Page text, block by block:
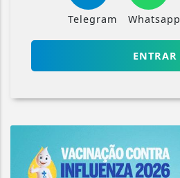
Telegram Whatsapp
ENTRAR